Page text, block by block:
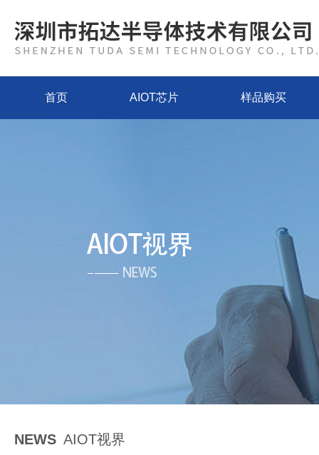
首页 AIOT芯片 样品购买
NEWS AIOT视界